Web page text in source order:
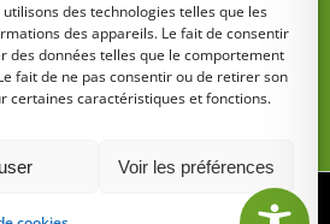
des technologies telles que les
des appareils. Le fait de consentir
des données telles que le comportement
fait de ne pas consentir ou de retirer son
certaines caractéristiques et fonctions.
Voir les préférences